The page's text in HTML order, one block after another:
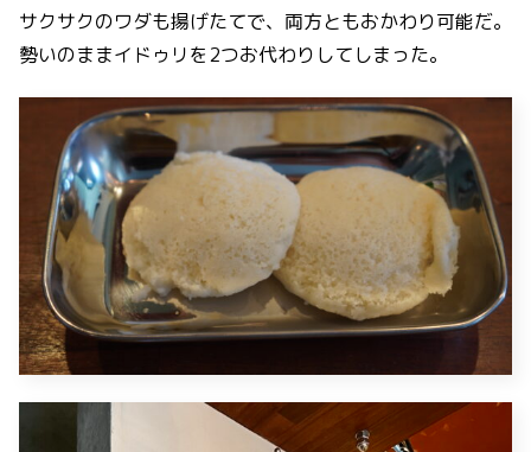
サクサクのワダも揚げたてで、両方ともおかわり可能だ。
勢いのままイドゥリを2つお代わりしてしまった。